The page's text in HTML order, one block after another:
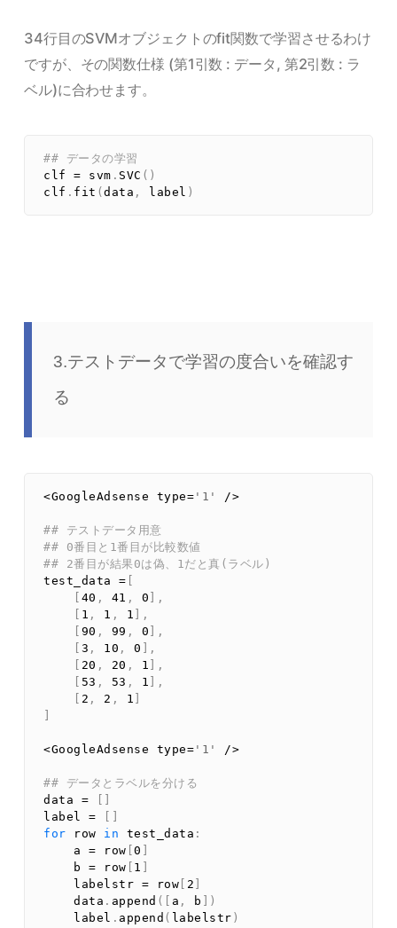
34行目のSVMオブジェクトのfit関数で学習させるわけ
ですが、その関数仕様 (第1引数 : データ, 第2引数 : ラ
ベル)に合わせます。
## データの学習
clf = svm . SVC ( )
clf . fit (data , label )
3.テストデータで学習の度合いを確認す
る
<GoogleAdsense type= '1' />
## テストデータ用意
## 0番目と1番目が比較数値
## 2番目が結果0は偽、1だと真(ラベル)
test_data = [
[ 40 , 41 , 0 ] ,
[ 1 , 1 , 1 ] ,
[ 90 , 99 , 0 ] ,
[ 3 , 10 , 0 ] ,
[ 20 , 20 , 1 ] ,
[ 53 , 53 , 1 ] ,
[ 2 , 2 , 1 ]
]
<GoogleAdsense type= '1' />
## データとラベルを分ける
data = [ ]
label = [ ]
for row in test_data :
    a
= row [0 ]
    b
= row [ 1 ]
    labelstr
= row [ 2 ]
    data
. append ( [ a , b ] )
    label
. append ( labelstr )